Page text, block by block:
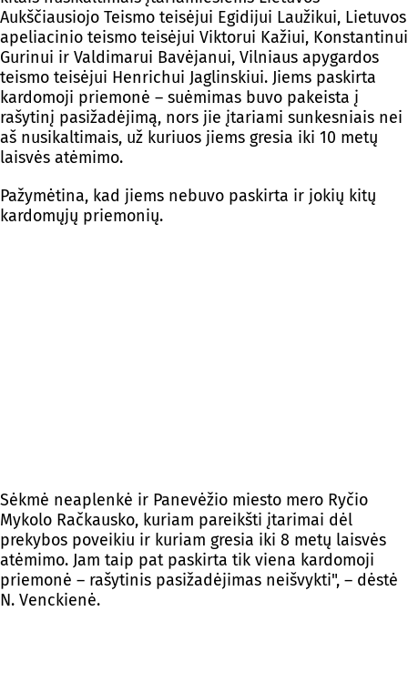
Aukščiausiojo Teismo teisėjui Egidijui Laužikui, Lietuvos
apeliacinio teismo teisėjui Viktorui Kažiui, Konstantinui
Gurinui ir Valdimarui Bavėjanui, Vilniaus apygardos
teismo teisėjui Henrichui Jaglinskiui. Jiems paskirta
kardomoji priemonė – suėmimas buvo pakeista į
rašytinį pasižadėjimą, nors jie įtariami sunkesniais nei
aš nusikaltimais, už kuriuos jiems gresia iki 10 metų
laisvės atėmimo.
Pažymėtina, kad jiems nebuvo paskirta ir jokių kitų
kardomųjų priemonių.
Sėkmė neaplenkė ir Panevėžio miesto mero Ryčio
Mykolo Račkausko, kuriam pareikšti įtarimai dėl
prekybos poveikiu ir kuriam gresia iki 8 metų laisvės
atėmimo. Jam taip pat paskirta tik viena kardomoji
priemonė – rašytinis pasižadėjimas neišvykti", – dėstė
N. Venckienė.